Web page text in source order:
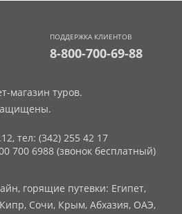
ПОДДЕРЖКА КЛИЕНТОВ
8-800-700-69-88
магазин туров.
тел: (342) 255 42 17
700 6988 (звонок бесплатный)
горящие путевки: Египет,
Сочи, Крым, Абхазия, ОАЭ,